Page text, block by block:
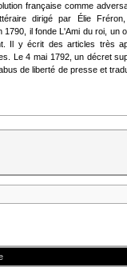
française comme
dirigé par Élie
1790, il fonde L'Ami du roi, un
Il y écrit des articles très
Le 4 mai 1792, un décret
de liberté de presse et